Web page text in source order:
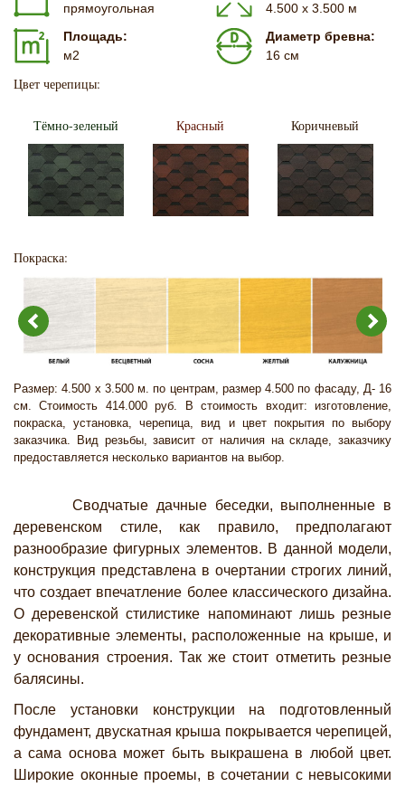
прямоугольная
4.500 х 3.500 м
Площадь:
м2
Диаметр бревна:
16 см
Цвет черепицы:
Тёмно-зеленый Красный Коричневый
Покраска:
Размер: 4.500 х 3.500 м. по центрам, размер 4.500 по фасаду, Д- 16
см. Стоимость 414.000 руб. В стоимость входит: изготовление,
покраска, установка, черепица, вид и цвет покрытия по выбору
заказчика. Вид резьбы, зависит от наличия на складе, заказчику
предоставляется несколько вариантов на выбор.
Сводчатые дачные беседки, выполненные в
деревенском стиле, как правило, предполагают
разнообразие фигурных элементов. В данной модели,
конструкция представлена в очертании строгих линий,
что создает впечатление более классического дизайна.
О деревенской стилистике напоминают лишь резные
декоративные элементы, расположенные на крыше, и
у основания строения. Так же стоит отметить резные
балясины.
После установки конструкции на подготовленный
фундамент, двускатная крыша покрывается черепицей,
а сама основа может быть выкрашена в любой цвет.
Широкие оконные проемы, в сочетании с невысокими